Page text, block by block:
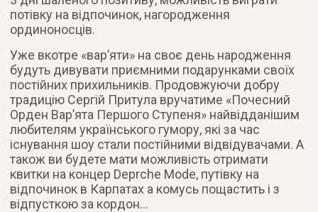
потівку на відпочинок, нагородження
ординоносців.
Уже вкотре «вар’яти» на своє день народження
будуть дивувати приємними подарунками своїх
постійних прихильників. Продовжуючи добру
традицію Сергій Притула вручатиме «Почесний
Орден Вар’ята Першого Ступеня» найвідданішим
любителям українського гумору, які за час
існування шоу стали постійними відвідувачами. А
також ви будете мати можливість отримати
квитки на концер Deprche Mode, путівку на
відпочинок в Карпатах а комусь пощастить і з
відпусткою за кордон…